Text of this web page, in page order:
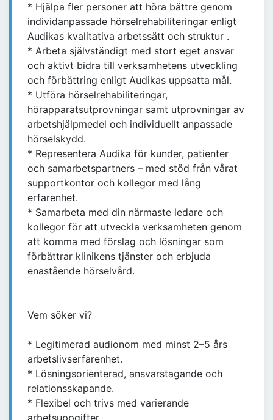
* Hjälpa fler personer att höra bättre genom
individanpassade hörselrehabiliteringar enligt
Audikas kvalitativa arbetssätt och struktur .
* Arbeta självständigt med stort eget ansvar
och aktivt bidra till verksamhetens utveckling
och förbättring enligt Audikas uppsatta mål.
* Utföra hörselrehabiliteringar,
hörapparatsutprovningar samt utprovningar av
arbetshjälpmedel och individuellt anpassade
hörselskydd.
* Representera Audika för kunder, patienter
och samarbetspartners – med stöd från vårat
supportkontor och kollegor med lång
erfarenhet.
* Samarbeta med din närmaste ledare och
kollegor för att utveckla verksamheten genom
att komma med förslag och lösningar som
förbättrar klinikens tjänster och erbjuda
enastående hörselvård.
Vem söker vi?
* Legitimerad audionom med minst 2–5 års
arbetslivserfarenhet.
* Lösningsorienterad, ansvarstagande och
relationsskapande.
* Flexibel och trivs med varierande